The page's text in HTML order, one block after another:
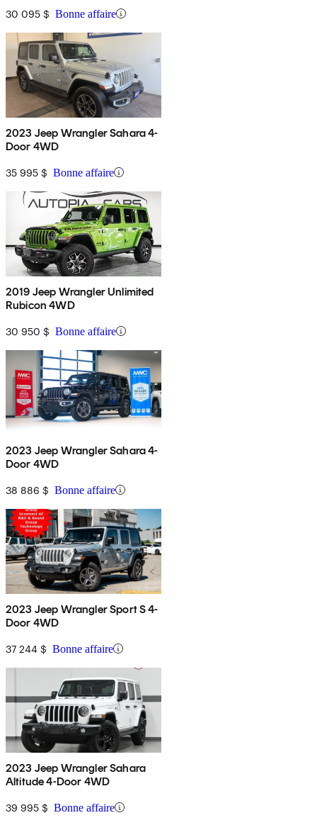
30 095 $ Bonne affaire
2023 Jeep Wrangler Sahara 4-
Door 4WD
35 995 $ Bonne affaire
2019 Jeep Wrangler Unlimited
Rubicon 4WD
30 950 $ Bonne affaire
2023 Jeep Wrangler Sahara 4-
Door 4WD
38 886 $ Bonne affaire
2023 Jeep Wrangler Sport S 4-
Door 4WD
37 244 $ Bonne affaire
2023 Jeep Wrangler Sahara
Altitude 4-Door 4WD
39 995 $ Bonne affaire